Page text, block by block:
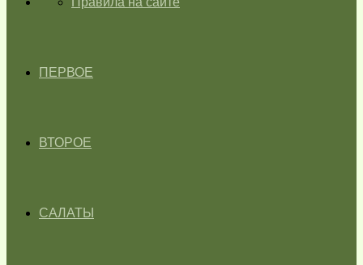
ПЕРВОЕ
ВТОРОЕ
САЛАТЫ